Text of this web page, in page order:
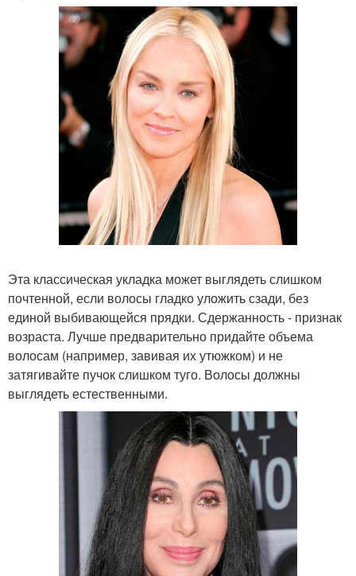
Эта классическая укладка может выглядеть слишком
почтенной, если волосы гладко уложить сзади, без
единой выбивающейся прядки. Сдержанность - признак
возраста. Лучше предварительно придайте объема
волосам (например, завивая их утюжком) и не
затягивайте пучок слишком туго. Волосы должны
выглядеть естественными.